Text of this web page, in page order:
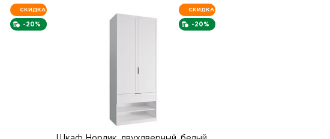
-20%
СКИДКА
-20%
СКИДКА